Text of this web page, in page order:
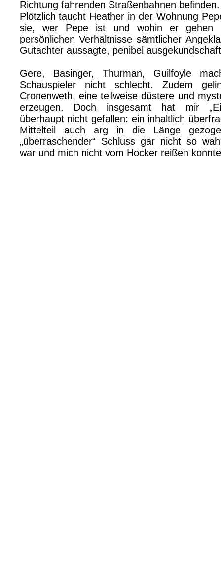
Richtung fahrenden Straßenbahnen
Plötzlich taucht Heather in der Wohnung
sie, wer Pepe ist und wohin er gehen
persönlichen Verhältnisse sämtlicher
Gutachter aussagte, penibel
Gere, Basinger, Thurman, Guilfoyle
Schauspieler nicht schlecht. Zudem
Cronenweth, eine teilweise düstere und
erzeugen. Doch insgesamt hat mir
überhaupt nicht gefallen: ein inhaltlich
Mittelteil auch arg in die Länge
„überraschender“ Schluss gar nicht so
war und mich nicht vom Hocker reißen